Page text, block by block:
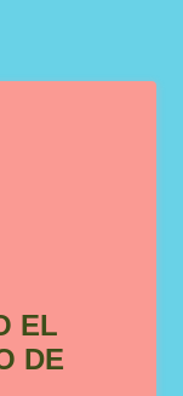
EL
DE